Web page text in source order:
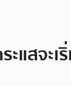
แสจะ